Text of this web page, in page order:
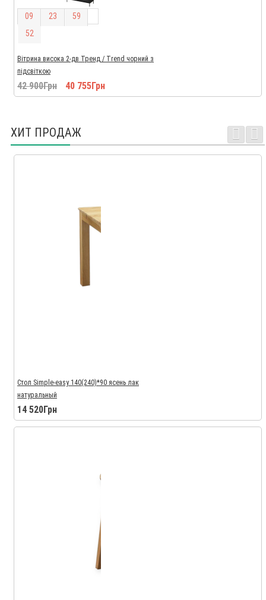
09 23 59
51
Вітрина висока 2-дв Тренд / Trend чорний з
підсвіткою
42 900Грн 40 755Грн
ХИТ ПРОДАЖ
Стол Simple-easy 140(240)*90 ясень лак
натуральный
14 520Грн